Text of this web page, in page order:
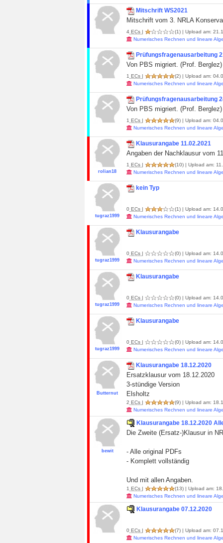
Mitschrift WS2021
Mitschrift vom 3. NRLA
4 ECs | (1) | Upload am:
Numerisches Rechnen und lineare
Prüfungsfragenausarbeitung
Von PBS migriert. (Prof. Berglez)
1 ECs | (2) | Upload am:
Numerisches Rechnen und lineare
Prüfungsfragenausarbeitung
Von PBS migriert. (Prof. Berglez)
1 ECs | (9) | Upload am:
Numerisches Rechnen und lineare
rolian18
Klausurangabe 11.02.2021
Angaben der Nachklausur vom
1 ECs | (10) | Upload am:
Numerisches Rechnen und lineare
tugraz1999
kein Typ
0 ECs | (1) | Upload am:
Numerisches Rechnen und lineare
tugraz1999
Klausurangabe
0 ECs | (0) | Upload am:
Numerisches Rechnen und lineare
tugraz1999
Klausurangabe
0 ECs | (0) | Upload am:
Numerisches Rechnen und lineare
tugraz1999
Klausurangabe
0 ECs | (0) | Upload am:
Numerisches Rechnen und lineare
Butternut
Klausurangabe 18.12.2020
Ersatzklausur vom 18.12.2020
3-stündige Version
Elsholtz
2 ECs | (9) | Upload am:
Numerisches Rechnen und lineare
bewit
Klausurangabe 18.12.2020
Die Zweite (Ersatz-)Klausur in
- Alle original PDFs
- Komplett vollständig
Und mit allen Angaben.
1 ECs | (13) | Upload am:
Numerisches Rechnen und lineare
Klausurangabe 07.12.2020
0 ECs | (7) | Upload am:
Numerisches Rechnen und lineare